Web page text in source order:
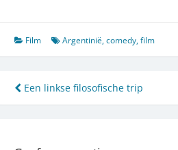
Film Argentinië,comedy,film
Bericht
navigatie
Een linkse filosofische trip